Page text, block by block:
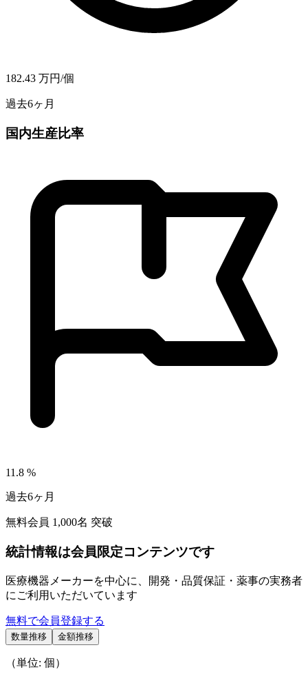
182.43 万円/個
過去6ヶ月
国内生産比率
11.8 %
過去6ヶ月
無料会員 1,000名 突破
統計情報は会員限定コンテンツです
医療機器メーカーを中心に、開発・品質保証・薬事の実務者
にご利用いただいています
無料で会員登録する
数量推移 金額推移
（単位: 個）